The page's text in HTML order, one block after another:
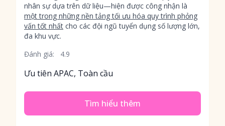
nhân sự dựa trên dữ liệu—hiện được công nhận là
một trong những nền tảng tối ưu hóa quy trình phỏng
vấn tốt nhất cho các đội ngũ tuyển dụng số lượng lớn,
đa khu vực.
Đánh giá:
4.9
Ưu tiên APAC, Toàn cầu
Tìm hiểu thêm